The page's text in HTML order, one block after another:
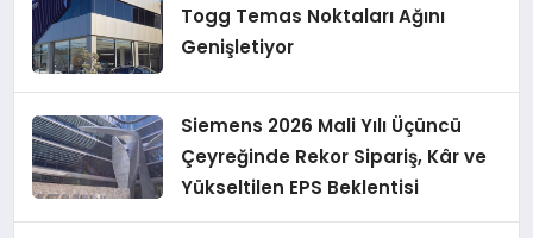
Togg Temas Noktaları Ağını
Genişletiyor
Siemens 2026 Mali Yılı Üçüncü
Çeyreğinde Rekor Sipariş, Kâr ve
Yükseltilen EPS Beklentisi